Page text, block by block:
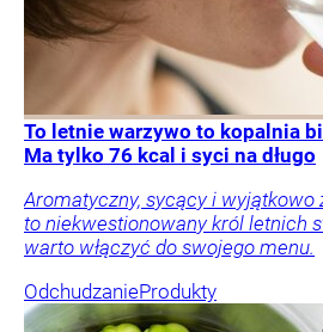
To letnie warzywo to kopalnia
Ma tylko 76 kcal i syci na długo
Aromatyczny, sycący i wyjątkowo
to niekwestionowany król letnich
warto włączyć do swojego menu.
OdchudzanieProdukty